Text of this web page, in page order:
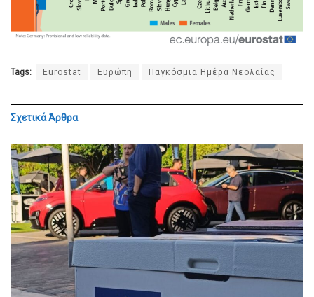
Tags: Eurostat Ευρώπη Παγκόσμια Ημέρα Νεολαίας
ΣχετικάΆρθρα